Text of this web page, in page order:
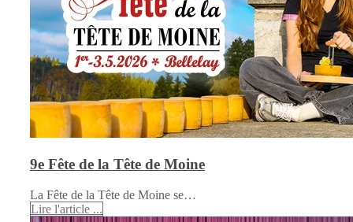
9e Fête de la Tête de Moine
La Fête de la Tête de Moine se…
Lire l'article ...